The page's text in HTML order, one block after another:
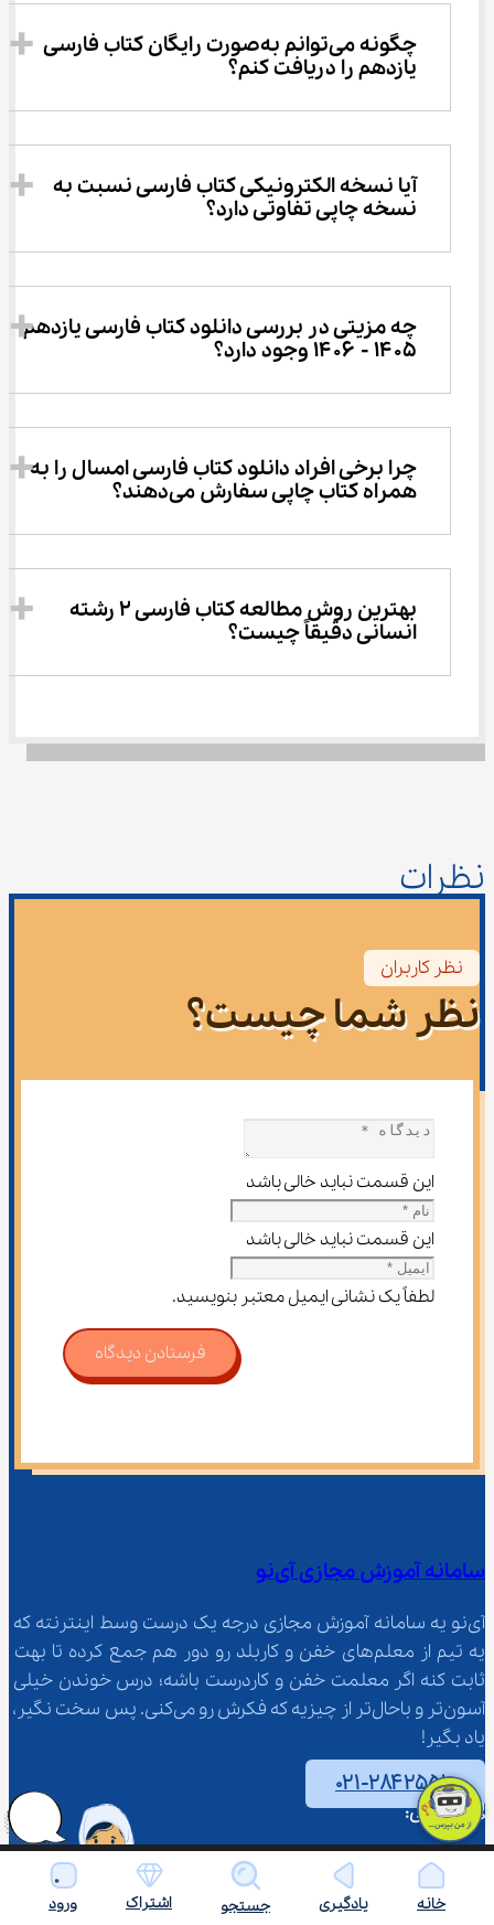
چگونه می‌توانم به‌صورت رایگان کتاب فارسی
یازدهم را دریافت کنم؟
آیا نسخه الکترونیکی کتاب فارسی نسبت به
نسخه چاپی تفاوتی دارد؟
چه مزیتی در بررسی دانلود کتاب فارسی یازدهم
۱۴۰۵ - ۱۴۰۶ وجود دارد؟
چرا برخی افراد دانلود کتاب فارسی امسال را به
همراه کتاب چاپی سفارش می‌دهند؟
بهترین روش مطالعه کتاب فارسی 2 رشته
انسانی دقیقاً چیست؟
نظرات
نظر کاربران
نظر شما چیست؟
این قسمت نباید خالی باشد
این قسمت نباید خالی باشد
لطفاً یک نشانی ایمیل معتبر بنویسید.
فرستادن دیدگاه
سامانه آموزش مجازی آی‌نو
آی‌نو یه سامانه آموزش مجازی درجه یک درست وسط اینترنته که
یه تیم از معلم‌‌های خفن و کاربلد رو دور هم جمع کرده تا بهت
ثابت کنه اگر معلمت خفن و کاردرست باشه؛ درس خوندن خیلی
آسون‌تر و باحال‌تر از چیزیه که فکرش رو می‌کنی. پس سخت نگیر،
یاد بگیر!
۰۲۱-۲۸۴۲۵۵۱۰
نشانی:
تهران، میدان عطار، خیابان عطار، پلاک 26، ساختمان پروین
اعتصامی، طبقه 3
خانه یادگیری جستجو اشتراک ورود